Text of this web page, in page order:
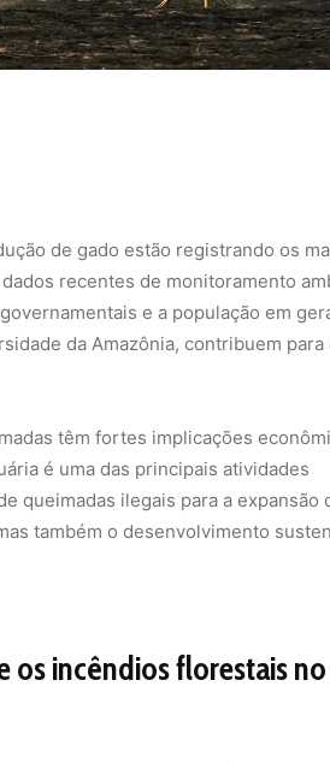
de gado estão registrando os
recentes de monitoramento
e a população em
da Amazônia, contribuem para
têm fortes implicações
é uma das principais atividades
queimadas ilegais para a expansão
também o desenvolvimento
os incêndios florestais no